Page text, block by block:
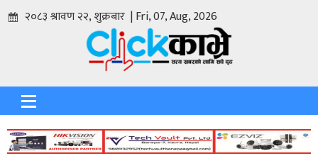
२०८३ श्रावण २२, शुक्रबार | Fri, 07, Aug, 2026